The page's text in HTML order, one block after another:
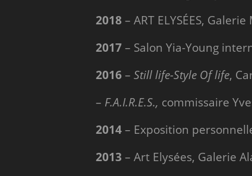
2018 – ART ELYSÉES,
2017– Salon Yia-Young
2016–Still life-Style Of life,
– F.A.I.R.E.S., commissaire
2014– Exposition
2013 – Art Elysées, Galerie